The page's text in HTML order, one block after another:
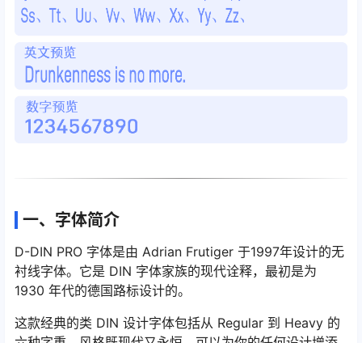
一、字体简介
D-DIN PRO 字体是由 Adrian Frutiger 于1997年设计的无
衬线字体。它是 DIN 字体家族的现代诠释，最初是为
1930 年代的德国路标设计的。
这款经典的类 DIN 设计字体包括从 Regular 到 Heavy 的